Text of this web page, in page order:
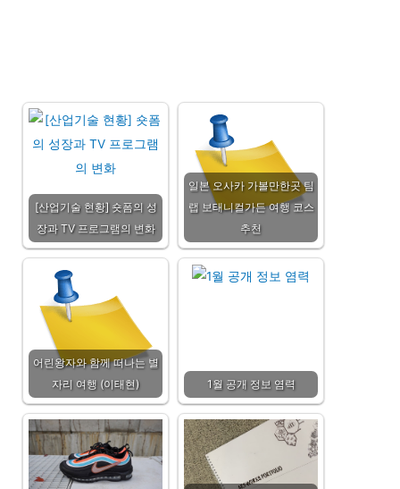
[산업기술 현황] 숏폼의 성
장과 TV 프로그램의 변화
일본 오사카 가볼만한곳 팀
랩 보태니컬가든 여행 코스
추천
어린왕자와 함께 떠나는 별
자리 여행 (이태현)
1월 공개 정보 염력